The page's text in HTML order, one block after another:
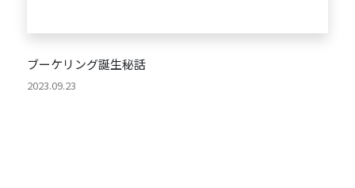
ブーケリング誕生秘話
2023.09.23